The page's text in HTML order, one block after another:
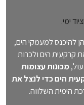
להיכנס למעמקי הים,
קרקעית הים ולכרות
מכונות עצומות
הים כדי לנצל את
הימית השלווה.